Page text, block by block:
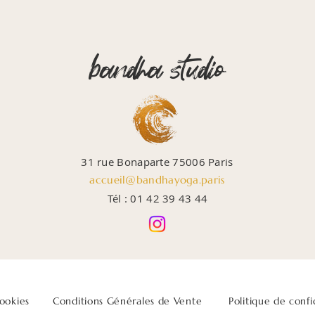
bandha studio
31 rue Bonaparte 75006 Paris
accueil@bandhayoga.paris
Tél : 01 42 39 43 44
Conditions Générales de Vente Politique de